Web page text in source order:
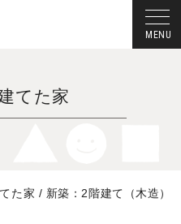
てた家
た家 / 新築：2階建て（木造）